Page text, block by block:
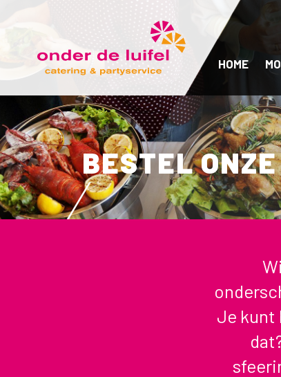
HOME
BESTEL
Je kunt